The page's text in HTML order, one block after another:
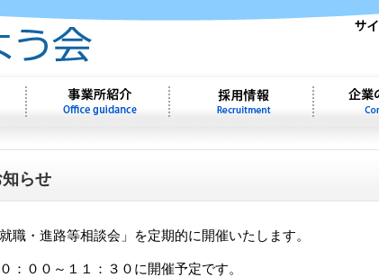
らせ
・進路等相談会」を定期的に開催いたします。
：００～１１：３０に開催予定です。